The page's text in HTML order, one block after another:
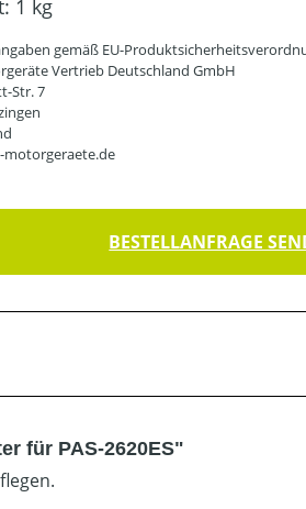
1 kg
gemäß EU-
Vertrieb Deutschland GmbH
Str. 7
motorgeraete.de
BESTELLANFRAGE
für PAS-2620ES"